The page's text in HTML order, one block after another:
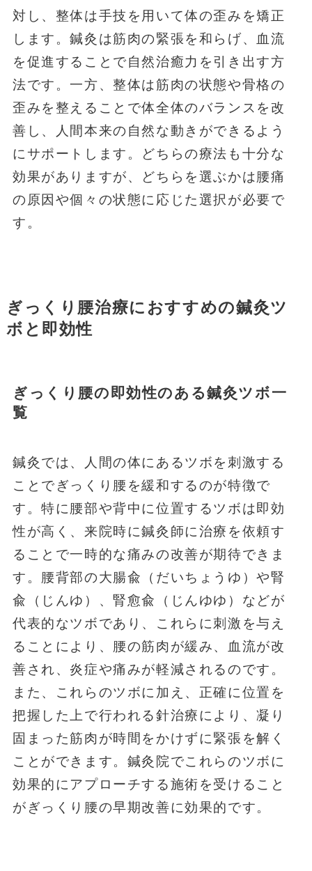
対し、整体は手技を用いて体の歪みを矯正
します。鍼灸は筋肉の緊張を和らげ、血流
を促進することで自然治癒力を引き出す方
法です。一方、整体は筋肉の状態や骨格の
歪みを整えることで体全体のバランスを改
善し、人間本来の自然な動きができるよう
にサポートします。どちらの療法も十分な
効果がありますが、どちらを選ぶかは腰痛
の原因や個々の状態に応じた選択が必要で
す。
ぎっくり腰治療におすすめの鍼灸ツ
ボと即効性
ぎっくり腰の即効性のある鍼灸ツボ一
覧
鍼灸では、人間の体にあるツボを刺激する
ことでぎっくり腰を緩和するのが特徴で
す。特に腰部や背中に位置するツボは即効
性が高く、来院時に鍼灸師に治療を依頼す
ることで一時的な痛みの改善が期待できま
す。腰背部の大腸兪（だいちょうゆ）や腎
兪（じんゆ）、腎愈兪（じんゆゆ）などが
代表的なツボであり、これらに刺激を与え
ることにより、腰の筋肉が緩み、血流が改
善され、炎症や痛みが軽減されるのです。
また、これらのツボに加え、正確に位置を
把握した上で行われる針治療により、凝り
固まった筋肉が時間をかけずに緊張を解く
ことができます。鍼灸院でこれらのツボに
効果的にアプローチする施術を受けること
がぎっくり腰の早期改善に効果的です。